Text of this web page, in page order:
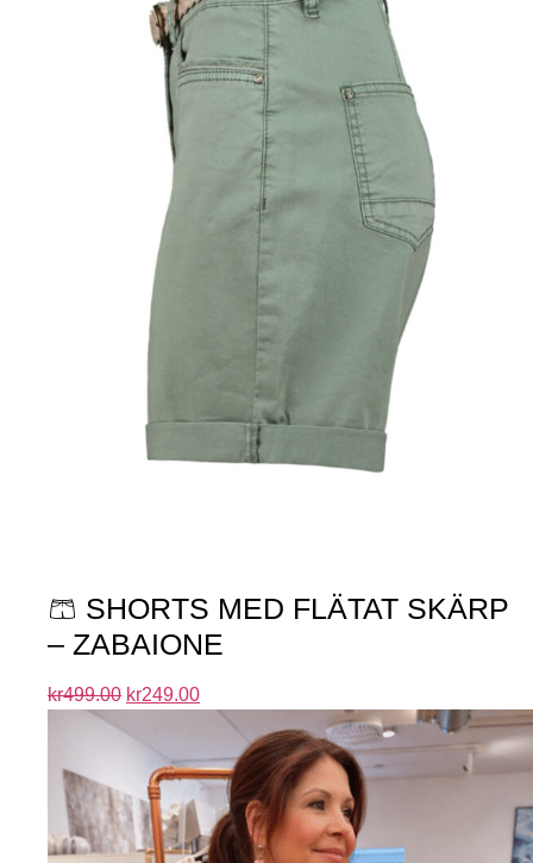
🩳 SHORTS MED FLÄTAT SKÄRP
– ZABAIONE
kr499.00 kr249.00